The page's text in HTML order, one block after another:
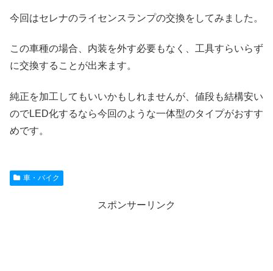
今回はセレナのライセンスランプの交換をしてみました。
この車種の場合、内装を外す必要もなく、工具すらいらず
に交換することが出来ます。
純正を加工してもいいかもしれませんが、値段も結構安い
のでLED化するなら今回のような一体型のタイプがおすす
めです。
車・バイク
スポンサーリンク